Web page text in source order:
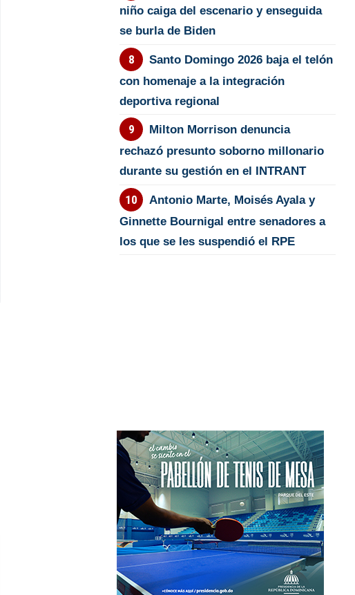
niño caiga del escenario y enseguida
se burla de Biden
Santo Domingo 2026 baja el telón
con homenaje a la integración
deportiva regional
Milton Morrison denuncia
rechazó presunto soborno millonario
durante su gestión en el INTRANT
Antonio Marte, Moisés Ayala y
Ginnette Bournigal entre senadores a
los que se les suspendió el RPE